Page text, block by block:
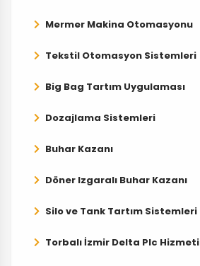
Mermer Makina Otomasyonu
Tekstil Otomasyon Sistemleri
Big Bag Tartım Uygulaması
Dozajlama Sistemleri
Buhar Kazanı
Döner Izgaralı Buhar Kazanı
Silo ve Tank Tartım Sistemleri
Torbalı İzmir Delta Plc Hizmeti